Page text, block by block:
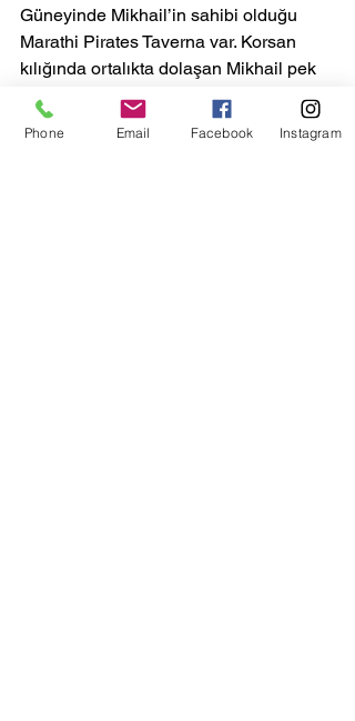
Güneyinde Mikhail’in sahibi olduğu
Marathi Pirates Taverna var. Korsan
kılığında ortalıkta dolaşan Mikhail pek
sempatik. Pek doğrucu (örneğin ne
taze, ne donmuş hemen söylüyor, hiç
Phone Email Facebook Instagram